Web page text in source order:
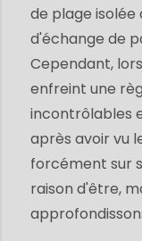
de plage isolée
d'échange de
Cependant,
enfreint une
incontrôlables
après avoir vu
forcément sur
raison d'être,